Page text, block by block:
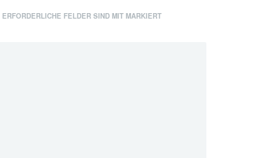
ERFORDERLICHE FELDER SIND MIT MARKIERT